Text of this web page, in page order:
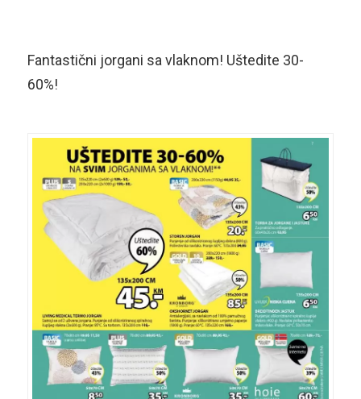
Fantastični jorgani sa vlaknom! Uštedite 30-
60%!